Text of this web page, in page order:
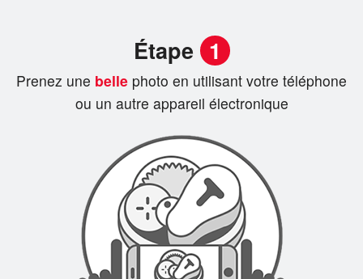
Panier (0)
Rechercher
Étape 1
Prenez une belle photo en utilisant votre téléphone
ou un autre appareil électronique